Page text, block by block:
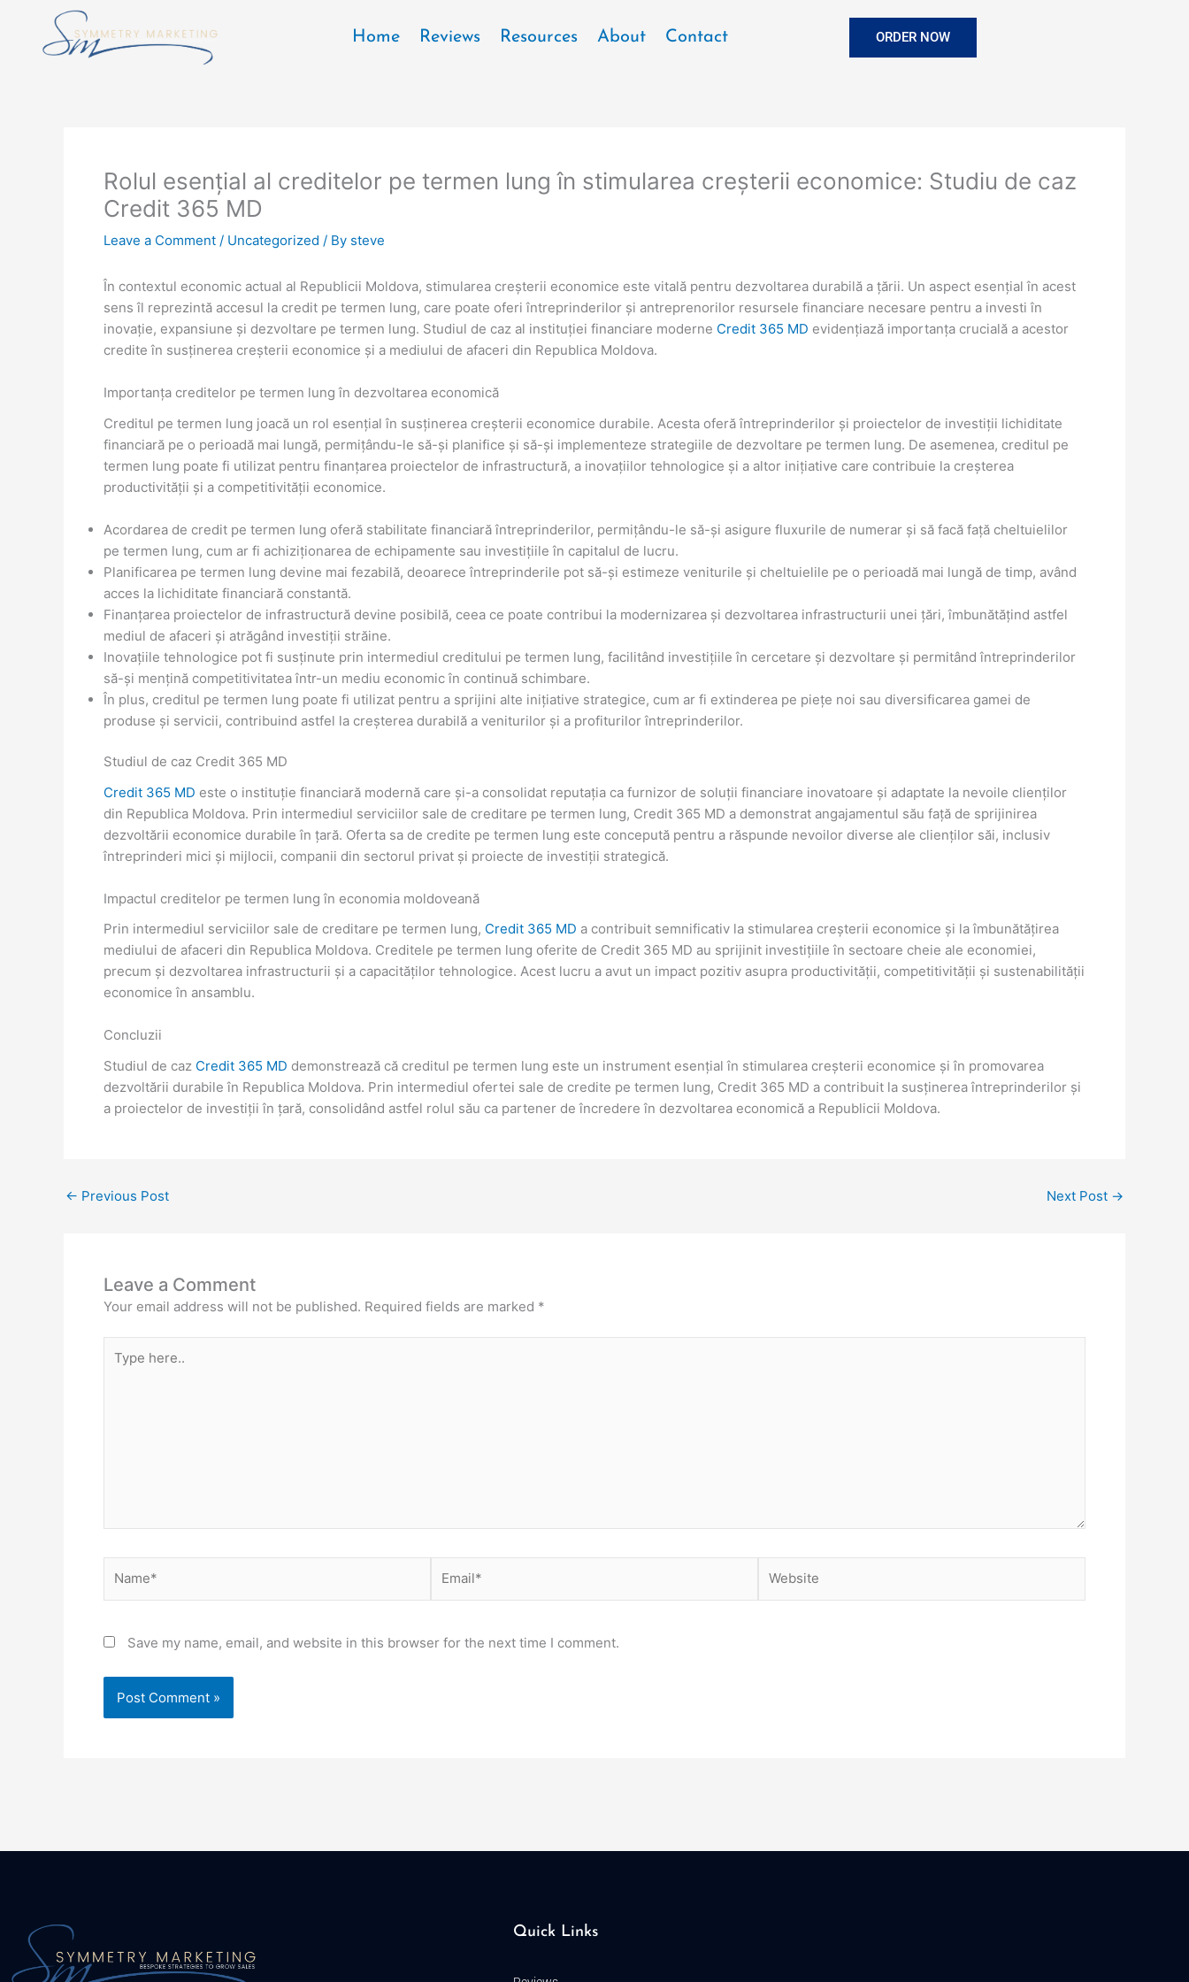
content
Home Reviews Resources About Contact ORDER NOW
Rolul esențial al creditelor pe termen lung în stimularea creșterii economice: Studiu de caz
Credit 365 MD
Leave a Comment / Uncategorized / By steve
În contextul economic actual al Republicii Moldova, stimularea creșterii economice este vitală pentru dezvoltarea durabilă a țării. Un aspect esențial în acest
sens îl reprezintă accesul la credit pe termen lung, care poate oferi întreprinderilor și antreprenorilor resursele financiare necesare pentru a investi în
inovație, expansiune și dezvoltare pe termen lung. Studiul de caz al instituției financiare moderne Credit 365 MD evidențiază importanța crucială a acestor
credite în susținerea creșterii economice și a mediului de afaceri din Republica Moldova.
Importanța creditelor pe termen lung în dezvoltarea economică
Creditul pe termen lung joacă un rol esențial în susținerea creșterii economice durabile. Acesta oferă întreprinderilor și proiectelor de investiții lichiditate
financiară pe o perioadă mai lungă, permițându-le să-și planifice și să-și implementeze strategiile de dezvoltare pe termen lung. De asemenea, creditul pe
termen lung poate fi utilizat pentru finanțarea proiectelor de infrastructură, a inovațiilor tehnologice și a altor inițiative care contribuie la creșterea
productivității și a competitivității economice.
Acordarea de credit pe termen lung oferă stabilitate financiară întreprinderilor, permițându-le să-și asigure fluxurile de numerar și să facă față cheltuielilor
pe termen lung, cum ar fi achiziționarea de echipamente sau investițiile în capitalul de lucru.
Planificarea pe termen lung devine mai fezabilă, deoarece întreprinderile pot să-și estimeze veniturile și cheltuielile pe o perioadă mai lungă de timp, având
acces la lichiditate financiară constantă.
Finanțarea proiectelor de infrastructură devine posibilă, ceea ce poate contribui la modernizarea și dezvoltarea infrastructurii unei țări, îmbunătățind astfel
mediul de afaceri și atrăgând investiții străine.
Inovațiile tehnologice pot fi susținute prin intermediul creditului pe termen lung, facilitând investițiile în cercetare și dezvoltare și permitând întreprinderilor
să-și mențină competitivitatea într-un mediu economic în continuă schimbare.
În plus, creditul pe termen lung poate fi utilizat pentru a sprijini alte inițiative strategice, cum ar fi extinderea pe piețe noi sau diversificarea gamei de
produse și servicii, contribuind astfel la creșterea durabilă a veniturilor și a profiturilor întreprinderilor.
Studiul de caz Credit 365 MD
Credit 365 MD este o instituție financiară modernă care și-a consolidat reputația ca furnizor de soluții financiare inovatoare și adaptate la nevoile clienților
din Republica Moldova. Prin intermediul serviciilor sale de creditare pe termen lung, Credit 365 MD a demonstrat angajamentul său față de sprijinirea
dezvoltării economice durabile în țară. Oferta sa de credite pe termen lung este concepută pentru a răspunde nevoilor diverse ale clienților săi, inclusiv
întreprinderi mici și mijlocii, companii din sectorul privat și proiecte de investiții strategică.
Impactul creditelor pe termen lung în economia moldoveană
Prin intermediul serviciilor sale de creditare pe termen lung, Credit 365 MD a contribuit semnificativ la stimularea creșterii economice și la îmbunătățirea
mediului de afaceri din Republica Moldova. Creditele pe termen lung oferite de Credit 365 MD au sprijinit investițiile în sectoare cheie ale economiei,
precum și dezvoltarea infrastructurii și a capacităților tehnologice. Acest lucru a avut un impact pozitiv asupra productivității, competitivității și sustenabilității
economice în ansamblu.
Concluzii
Studiul de caz Credit 365 MD demonstrează că creditul pe termen lung este un instrument esențial în stimularea creșterii economice și în promovarea
dezvoltării durabile în Republica Moldova. Prin intermediul ofertei sale de credite pe termen lung, Credit 365 MD a contribuit la susținerea întreprinderilor și
a proiectelor de investiții în țară, consolidând astfel rolul său ca partener de încredere în dezvoltarea economică a Republicii Moldova.
← Previous Post Next Post →
Leave a Comment
Your email address will not be published. Required fields are marked *
here..
Save my name, email, and website in this browser for the next time I comment.
Quick Links